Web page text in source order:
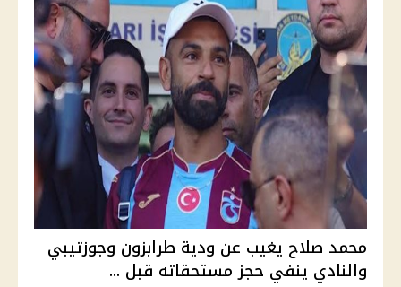
محمد صلاح يغيب عن ودية طرابزون وجوزتيبي
والنادي ينفي حجز مستحقاته قبل ...